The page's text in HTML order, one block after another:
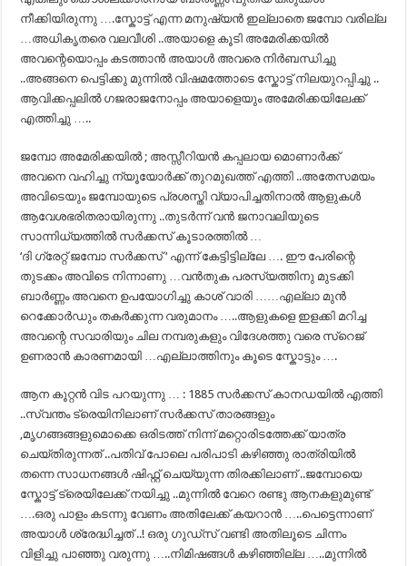
നീക്കിയിരുന്നു ….സ്കോട്ട് എന്ന മനുഷ്യന്‍ ഇല്ലാതെ ജമ്പോ വരില്ല
…അധികൃതരെ വലവീശി ..അയാളെ കൂടി അമേരിക്കയില്‍
അവന്റെയൊപ്പം കടത്താന്‍ അയാള്‍ അവരെ നിര്‍ബന്ധിച്ചു
..അങ്ങനെ പെട്ടിക്കു മുന്നില്‍ വിഷമത്തോടെ സ്കോട്ട് നിലയുറപ്പിച്ചു ..
ആവിക്കപ്പലില്‍ ഗജരാജനോപ്പം അയാളെയും അമേരിക്കയിലേക്ക്
എത്തിച്ചു …..
ജമ്പോ അമേരിക്കയില്‍ ; അസ്സീറിയന്‍ കപ്പലായ മൊണാര്‍ക്ക്
അവനെ വഹിച്ചു ന്യൂയോര്‍ക്ക് തുറമുഖത്ത് എത്തി ..അതേസമയം
അവിടെയും ജമ്പോയുടെ പ്രശസ്തി വ്യാപിച്ചതിനാല്‍ ആളുകള്‍
ആവേശഭരിതരായിരുന്നു ..തുടര്‍ന്ന്‍ വന്‍ ജനാവലിയുടെ
സാന്നിധ്യത്തില്‍ സര്‍ക്കസ് കൂടാരത്തില്‍ …
‘ദി ഗ്രേറ്റ് ജമ്പോ സര്‍ക്കസ് ‘ എന്ന് കേട്ടിട്ടില്ലേ …. ഈ പേരിന്റെ
തുടക്കം അവിടെ നിന്നാണു …വന്‍തുക പരസ്യത്തിനു മുടക്കി
ബാര്‍ണ്ണം അവനെ ഉപയോഗിച്ചു കാശ് വാരി ……എല്ലാ മുന്‍
റെക്കോര്‍ഡും തകര്‍ക്കുന്ന വരുമാനം …..ആളുകളെ ഇളക്കി മറിച്ച
അവന്റെ സവാരിയും ചില നമ്പരുകളും വിദേശത്തു വരെ സ്റെജ്
ഉണരാൻ‍ കാരണമായി …എല്ലാത്തിനും കൂടെ സ്കോട്ടും ….
ആന കൂറ്റന്‍ വിട പറയുന്നു … : 1885 സര്‍ക്കസ് കാനഡയില്‍ എത്തി
..സ്വന്തം ട്രെയിനിലാണ് സര്‍ക്കസ് താരങ്ങളും
,മൃഗങ്ങങ്ങളുമൊക്കെ ഒരിടത്ത് നിന്ന് മറ്റൊരിടത്തേക്ക് യാത്ര
ചെയ്തിരുന്നത് ..പതിവ് പോലെ പരിപാടി കഴിഞ്ഞു രാത്രിയില്‍
തന്നെ സാധനങ്ങള്‍ ഷിഫ്റ്റ്‌ ചെയ്യുന്ന തിരക്കിലാണ് ..ജമ്പോയെ
സ്കോട്ട് ട്രെയിലേക്ക് നയിച്ചു ..മുന്നില്‍ വേറെ രണ്ടു ആനകളുമുണ്ട്
….ഒരു പാളം കടന്നു വേണം അതിലേക്ക് കയറാന്‍ …..പെട്ടെന്നാണ്
അയാള്‍ ശ്രേദ്ധിച്ചത് ..! ഒരു ഗുഡ്സ് വണ്ടി അതിലൂടെ ചിന്നം
വിളിച്ചു പാഞ്ഞു വരുന്നു …..നിമിഷങ്ങള്‍ കഴിഞ്ഞില്ല …..മുന്നില്‍